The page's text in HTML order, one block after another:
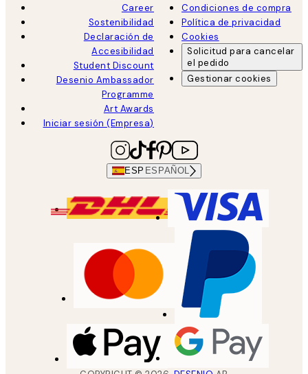
Career
Sostenibilidad
Declaración de
Accesibilidad
Student Discount
Desenio Ambassador
Programme
Art Awards
Iniciar sesión (Empresa)
Condiciones de compra
Política de privacidad
Cookies
Solicitud para cancelar
el pedido
Gestionar cookies
ESP ESPAÑOL